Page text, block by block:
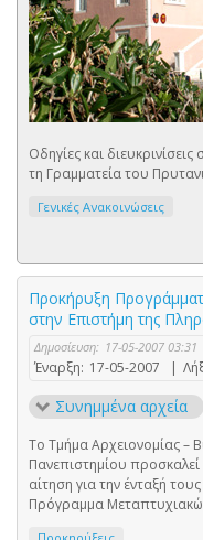
Οδηγίες και
τη Γραμματεία του
Γενικές Ανακοινώσεις
Προκήρυξη
στην Επιστήμη της
Δημοσίευση: 17-05-2007 03:31
Έναρξη: 17-05-2007 |
Συνημμένα αρχεία
Το Τμήμα Αρχειονομίας –
Πανεπιστημίου
αίτηση για την ένταξή
Πρόγραμμα